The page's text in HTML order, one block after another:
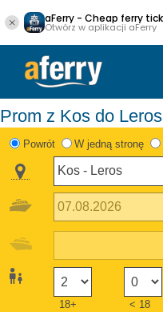
aFerry - Cheap ferry
Otwórz w aplikacji aFerry
Prom z Kos do Leros
Powrót W jedną stronę
18+ < 18